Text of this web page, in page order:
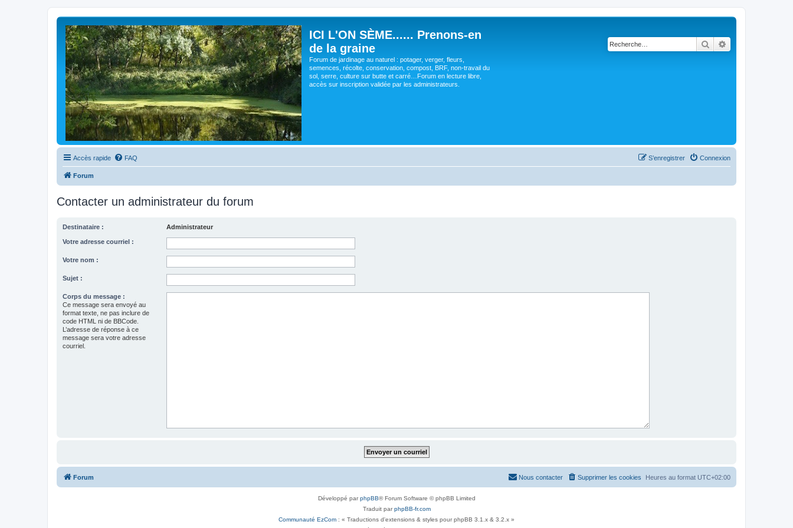
ICI L'ON SÈME...... Prenons-en
de la graine
Forum de jardinage au naturel : potager, verger, fleurs,
semences, récolte, conservation, compost, BRF, non-travail du
sol, serre, culture sur butte et carré…Forum en lecture libre,
accès sur inscription validée par les administrateurs.
Rechercher
Accès rapide FAQ Connexion
S’enregistrer
Forum
Contacter un administrateur du forum
Destinataire : Administrateur
Votre adresse courriel :
Votre nom :
Sujet :
Corps du message :
Ce message sera envoyé au
format texte, ne pas inclure de
code HTML ni de BBCode.
L’adresse de réponse à ce
message sera votre adresse
courriel.
Forum Heures au format UTC+02:00
Supprimer les cookies
Nous contacter
Développé parphpBB® Forum Software © phpBB Limited
Traduit parphpBB-fr.com
Communauté EzCom : « Traductions d'extensions & styles pour phpBB 3.1.x & 3.2.x »